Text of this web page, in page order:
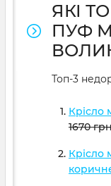
ЯКІ
ПУФ
Топ-3
Крісло
1670
Крісло